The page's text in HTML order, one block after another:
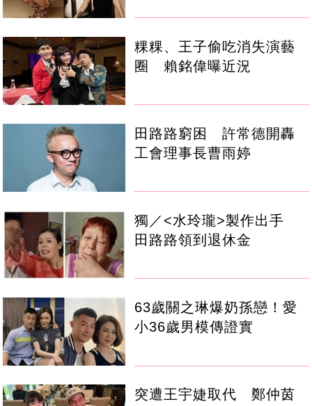
粿粿、王子偷吃消失演藝
圈 賴銘偉曝近況
田路路窮困 許常德開轟
工會理事長曹雨婷
獨／<水玲瓏>製作出手
田路路領到退休金
63歲關之琳爆奶孫戀！愛
小36歲男模傳證實
突遭王宇婕取代 鄭仲茵